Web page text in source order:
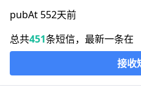
pubAt 552天前
总共451条短信，最新一条在
接收